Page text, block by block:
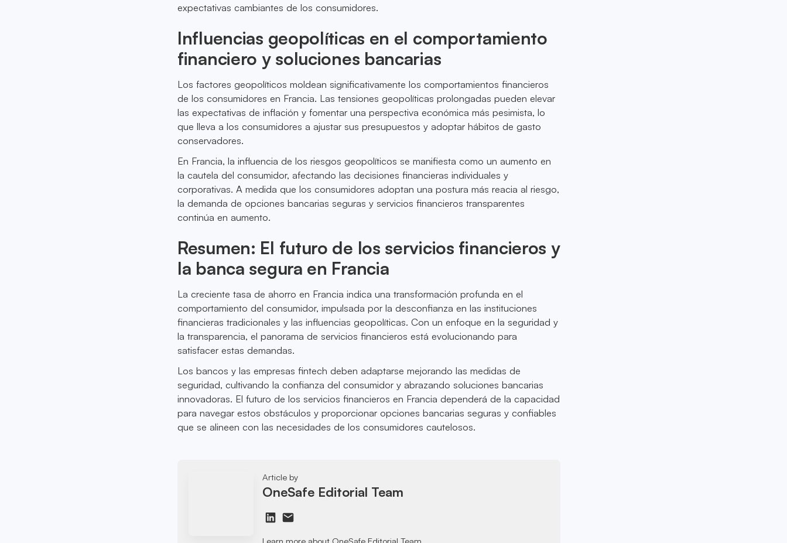
expectativas cambiantes de los consumidores.
Influencias geopolíticas en el comportamiento
financiero y soluciones bancarias
Los factores geopolíticos moldean significativamente los comportamientos financieros
de los consumidores en Francia. Las tensiones geopolíticas prolongadas pueden elevar
las expectativas de inflación y fomentar una perspectiva económica más pesimista, lo
que lleva a los consumidores a ajustar sus presupuestos y adoptar hábitos de gasto
conservadores.
En Francia, la influencia de los riesgos geopolíticos se manifiesta como un aumento en
la cautela del consumidor, afectando las decisiones financieras individuales y
corporativas. A medida que los consumidores adoptan una postura más reacia al riesgo,
la demanda de opciones bancarias seguras y servicios financieros transparentes
continúa en aumento.
Resumen: El futuro de los servicios financieros y
la banca segura en Francia
La creciente tasa de ahorro en Francia indica una transformación profunda en el
comportamiento del consumidor, impulsada por la desconfianza en las instituciones
financieras tradicionales y las influencias geopolíticas. Con un enfoque en la seguridad y
la transparencia, el panorama de servicios financieros está evolucionando para
satisfacer estas demandas.
Los bancos y las empresas fintech deben adaptarse mejorando las medidas de
seguridad, cultivando la confianza del consumidor y abrazando soluciones bancarias
innovadoras. El futuro de los servicios financieros en Francia dependerá de la capacidad
para navegar estos obstáculos y proporcionar opciones bancarias seguras y confiables
que se alineen con las necesidades de los consumidores cautelosos.
Article by
OneSafe Editorial Team